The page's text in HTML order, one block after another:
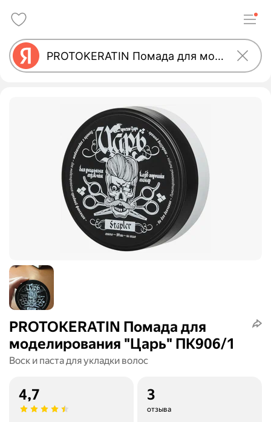
PROTOKERATIN Помада для
моделирования "Царь" ПК906/1
Воск и паста для укладки волос
4,7 3
отзыва